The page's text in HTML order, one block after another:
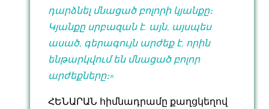
դարձնել մնացած բոլորի կյանքը։
Կյանքը սրբազան է․ այն, այսպես
ասած, գերագույն արժեք է, որին
ենթարկվում են մնացած բոլոր
արժեքները։»
ՀԵՆԱՐԱՆ հիմնադրամը քաղցկեղով